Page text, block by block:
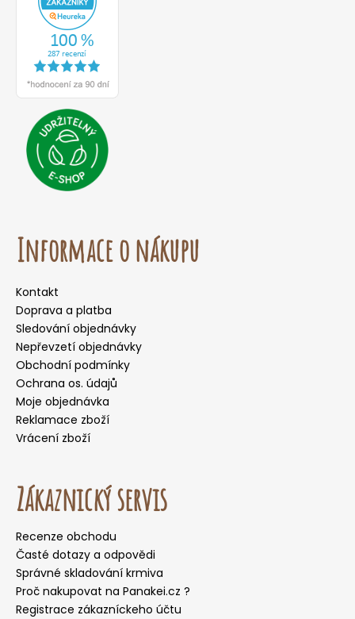
Informace o nákupu
Kontakt
Doprava a platba
Sledování objednávky
Nepřevzetí objednávky
Obchodní podmínky
Ochrana os. údajů
Moje objednávka
Reklamace zboží
Vrácení zboží
Zákaznický servis
Recenze obchodu
Časté dotazy a odpovědi
Správné skladování krmiva
Proč nakupovat na Panakei.cz ?
Registrace zákazníckeho účtu